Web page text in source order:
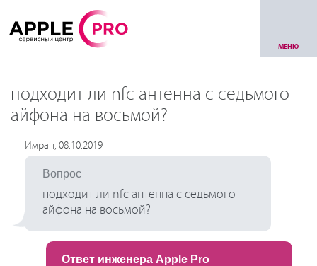
МЕНЮ
подходит ли nfc антенна с седьмого
айфона на восьмой?
Имран, 08.10.2019
Вопрос
подходит ли nfc антенна с седьмого
айфона на восьмой?
Ответ инженера Apple Pro